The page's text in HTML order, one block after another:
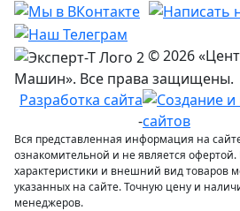
© 2026
Машин». Все права защищены.
Разработка сайта
-
Вся представленная информация на
ознакомительной и не является
характеристики и внешний вид товаров
указанных на сайте. Точную цену и
менеджеров.